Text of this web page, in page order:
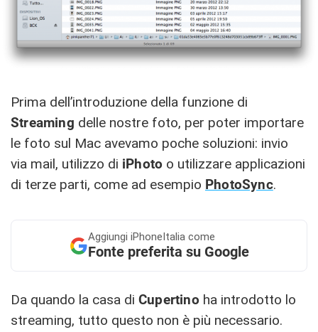
Prima dell’introduzione della funzione di
Streaming delle nostre foto, per poter importare
le foto sul Mac avevamo poche soluzioni: invio
via mail, utilizzo di iPhoto o utilizzare applicazioni
di terze parti, come ad esempio PhotoSync.
Aggiungi iPhoneItalia come
Fonte preferita su Google
Da quando la casa di Cupertino ha introdotto lo
streaming, tutto questo non è più necessario.